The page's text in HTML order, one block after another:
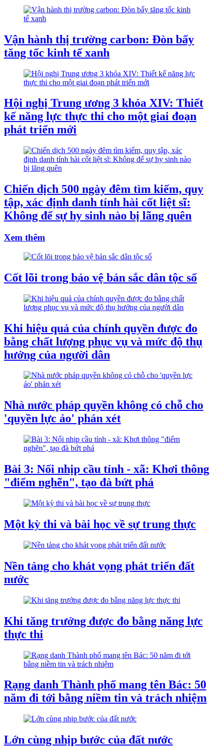
Vận hành thị trường carbon: Đòn bẩy
tăng tốc kinh tế xanh
Hội nghị Trung ương 3 khóa XIV: Thiết
kế năng lực thực thi cho một giai đoạn
phát triển mới
Chiến dịch 500 ngày đêm tìm kiếm, quy
tập, xác định danh tính hài cốt liệt sĩ:
Không để sự hy sinh nào bị lãng quên
Xem thêm
Cốt lõi trong bảo vệ bản sắc dân tộc số
Khi hiệu quả của chính quyền được đo
bằng chất lượng phục vụ và mức độ thụ
hưởng của người dân
Nhà nước pháp quyền không có chỗ cho
'quyền lực ảo' phán xét
Bài 3: Nối nhịp cầu tỉnh - xã: Khơi thông
"điểm nghẽn", tạo đà bứt phá
Một kỳ thi và bài học về sự trung thực
Nền tảng cho khát vọng phát triển đất
nước
Khi tăng trưởng được đo bằng năng lực
thực thi
Rạng danh Thành phố mang tên Bác: 50
năm đi tới bằng niềm tin và trách nhiệm
Lớn cùng nhịp bước của đất nước